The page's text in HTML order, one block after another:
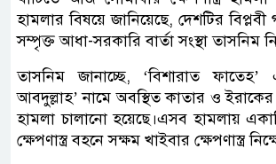
হামলার বিষয়ে জানিয়েছে, দেশটির বিপ্লবী
সম্পৃক্ত আধা-সরকারি বার্তা সংস্থা তাসনিম
তাসনিম জানাচ্ছে, ‌‘বিশারাত
আবদুল্লাহ’ নামে অবস্থিত কাতার ও ইরাকের
হামলা চালানো হয়েছে।এসব হামলায়
ক্ষেপণাস্ত্র বহনে সক্ষম খাইবার ক্ষেপণাস্ত্র